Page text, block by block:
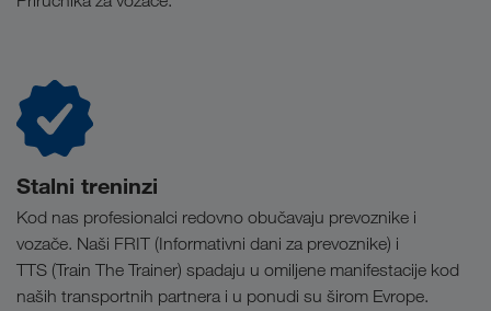
Stalni treninzi
Kod nas profesionalci redovno obučavaju prevoznike i
vozače. Naši FRIT (Informativni dani za prevoznike) i
TTS (Train The Trainer) spadaju u omiljene manifestacije kod
naših transportnih partnera i u ponudi su širom Evrope.